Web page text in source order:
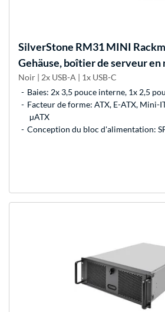
SilverStone RM31 MINI
Gehäuse, boîtier de serveur en
Noir | 2x USB-A | 1x USB-C
Baies: 2x 3,5 pouce interne, 1x 2,5
Facteur de forme: ATX, E-ATX, Mini-
µATX
Conception du bloc d'alimentation: